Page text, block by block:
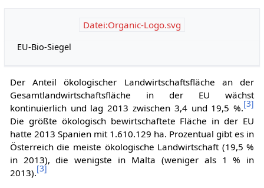
Datei:Organic-Logo.svg
EU-Bio-Siegel
Der Anteil ökologischer Landwirtschaftsfläche an der
Gesamtlandwirtschaftsfläche in der EU wächst
kontinuierlich und lag 2013 zwischen 3,4 und 19,5 %.[3]
Die größte ökologisch bewirtschaftete Fläche in der EU
hatte 2013 Spanien mit 1.610.129 ha. Prozentual gibt es in
Österreich die meiste ökologische Landwirtschaft (19,5 %
in 2013), die wenigste in Malta (weniger als 1 % in
2013).[3]